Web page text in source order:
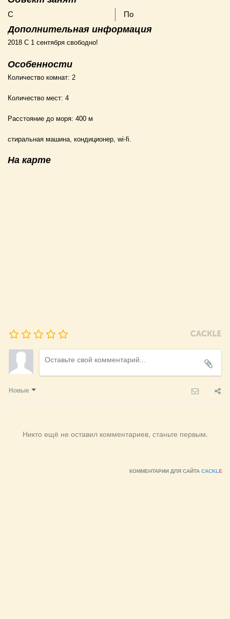
С По
Дополнительная информация
2018 С 1 сентября свободно!
Особенности
Количество комнат: 2
Количество мест: 4
Расстояние до моря: 400 м
стиральная машина, кондиционер, wi-fi.
На карте
Новые
Никто ещё не оставил комментариев, станьте первым.
КОММЕНТАРИИ ДЛЯ САЙТА CACKL E